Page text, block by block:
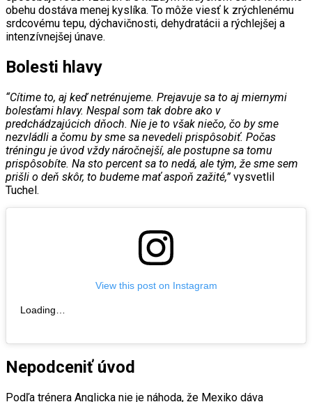
obehu dostáva menej kyslíka. To môže viesť k zrýchlenému
srdcovému tepu, dýchavičnosti, dehydratácii a rýchlejšej a
intenzívnejšej únave.
Bolesti hlavy
“Cítime to, aj keď netrénujeme. Prejavuje sa to aj miernymi
bolesťami hlavy. Nespal som tak dobre ako v
predchádzajúcich dňoch. Nie je to však niečo, čo by sme
nezvládli a čomu by sme sa nevedeli prispôsobiť. Počas
tréningu je úvod vždy náročnejší, ale postupne sa tomu
prispôsobíte. Na sto percent sa to nedá, ale tým, že sme sem
prišli o deň skôr, to budeme mať aspoň zažité,”vysvetlil
Tuchel.
View this post on Instagram
Loading…
Nepodceniť úvod
Podľa trénera Anglicka nie je náhoda, že Mexiko dáva